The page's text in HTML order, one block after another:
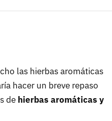
las hierbas aromáticas
hacer un breve repaso
de hierbas aromáticas y